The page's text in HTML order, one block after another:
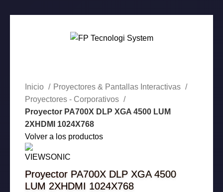
Inicio
Proyectores & Pantallas Interactivas
Proyectores - Corporativos
Proyector PA700X DLP XGA 4500 LUM
2XHDMI 1024X768
Volver a los productos
Proyector PA700X DLP XGA 4500
LUM 2XHDMI 1024X768